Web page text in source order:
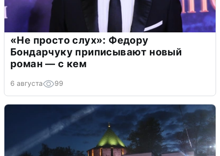
«Не просто слух»: Федору
Бондарчуку приписывают новый
роман — с кем
6 августа 99